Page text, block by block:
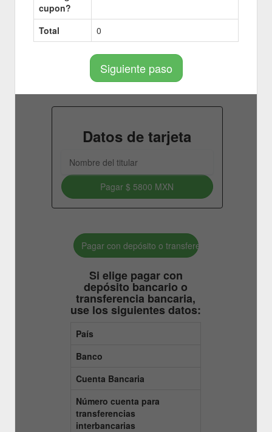
cupon?
Total 0
Siguiente paso
Datos de tarjeta
Pagar$ 5800 MXN
Pagar con depósito o transferencia bancaria.
Si elige pagar con
depósito bancario o
transferencia bancaria,
use los siguientes datos:
País
Banco
Cuenta Bancaria
Número cuenta para
transferencias
interbancarias